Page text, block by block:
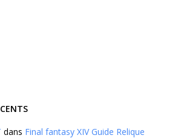
dans Final fantasy XIV Guide Relique